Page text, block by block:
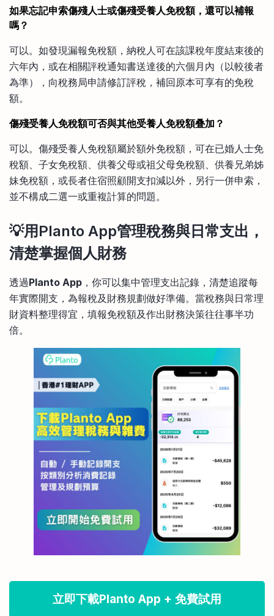
如果忘記申索傷殘人士或傷殘受養人免稅額，還可以補報
嗎？
可以。如發現漏報免稅額，納稅人可在該課稅年度結束後的
六年內，或在相關評稅通知書送達後的六個月內（以較後者
為準），向稅務局申請修訂評稅，補回原本可享有的免稅
額。
傷殘受養人免稅額可否與其他受養人免稅額叠加？
可以。傷殘受養人免稅額屬於額外免稅額，可在已婚人士免
稅額、子女免稅額、供養父母或祖父母免稅額、供養兄弟姊
妹免稅額，或長者住宿照顧開支扣減以外，另行一併申索，
並不構成二選一或重複計算的問題。
💡用Planto App管理稅務與日常支出，
清楚掌握個人財務
透過Planto App ，你可以集中管理支出記錄，清楚追蹤每
年實際開支，為報稅及財務規劃做好準備。當稅務與日常理
財資料整理得宜，填報免稅額及作出財務決策往往事半功
倍。
立即下載Planto App + 免費試用